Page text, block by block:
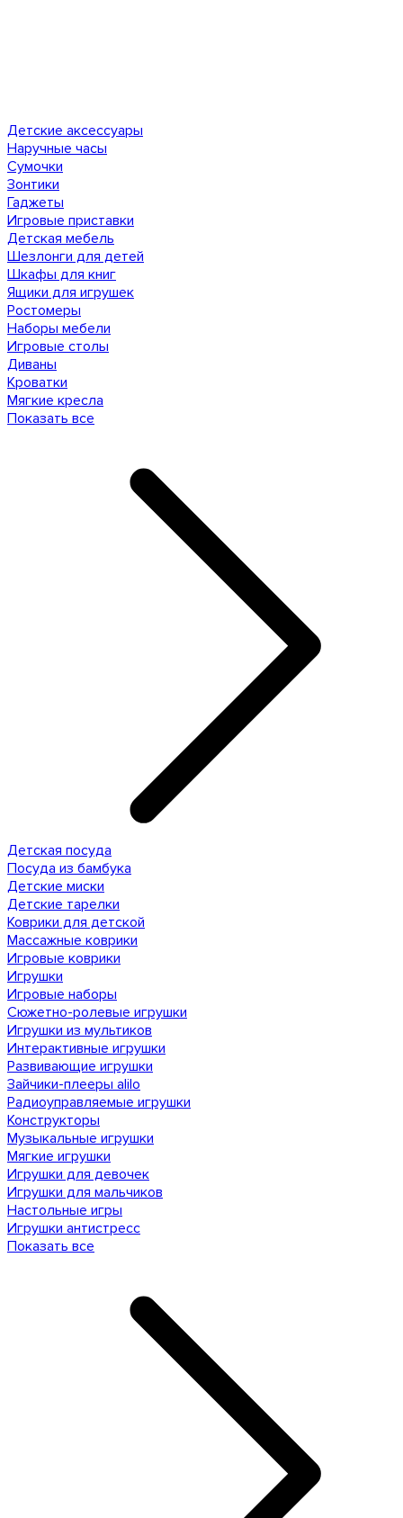
Детские аксессуары
Наручные часы
Сумочки
Зонтики
Гаджеты
Игровые приставки
Детская мебель
Шезлонги для детей
Шкафы для книг
Ящики для игрушек
Ростомеры
Наборы мебели
Игровые столы
Диваны
Кроватки
Мягкие кресла
Показать все
Детская посуда
Посуда из бамбука
Детские миски
Детские тарелки
Коврики для детской
Массажные коврики
Игровые коврики
Игрушки
Игровые наборы
Сюжетно-ролевые игрушки
Игрушки из мультиков
Интерактивные игрушки
Развивающие игрушки
Зайчики-плееры alilo
Радиоуправляемые игрушки
Конструкторы
Музыкальные игрушки
Мягкие игрушки
Игрушки для девочек
Игрушки для мальчиков
Настольные игры
Игрушки антистресс
Показать все